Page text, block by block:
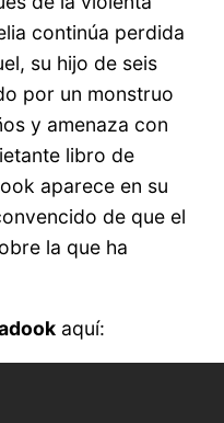
continúa perdida
su hijo de seis
por un monstruo
y amenaza con
libro de
aparece en su
de que el
la que ha
aquí: